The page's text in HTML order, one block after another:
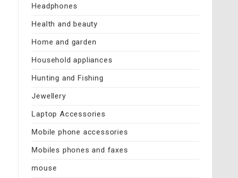
Headphones
Health and beauty
Home and garden
Household appliances
Hunting and Fishing
Jewellery
Laptop Accessories
Mobile phone accessories
Mobiles phones and faxes
mouse